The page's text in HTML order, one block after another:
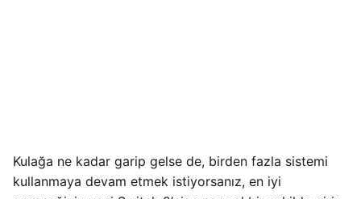
Kulağa ne kadar garip gelse de, birden fazla sistemi
kullanmaya devam etmek istiyorsanız, en iyi